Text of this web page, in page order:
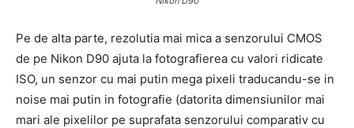
Pe de alta parte, rezolutia mai mica a senzorului CMOS
de pe Nikon D90 ajuta la fotografierea cu valori ridicate
ISO, un senzor cu mai putin mega pixeli traducandu-se in
noise mai putin in fotografie (datorita dimensiunilor mai
mari ale pixelilor pe suprafata senzorului comparativ cu